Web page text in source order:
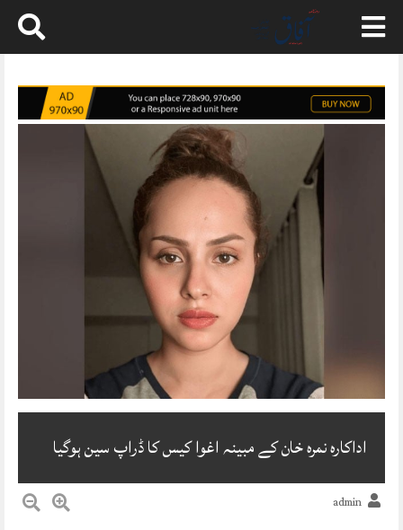
Skip
content
اداکارہ نمرہ خان کے مبینہ اغوا کیس کا ڈراپ سین ہوگیا
admin